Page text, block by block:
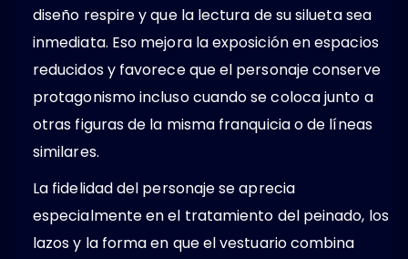
diseño respire y que la lectura de su silueta sea
inmediata. Eso mejora la exposición en espacios
reducidos y favorece que el personaje conserve
protagonismo incluso cuando se coloca junto a
otras figuras de la misma franquicia o de líneas
similares.
La fidelidad del personaje se aprecia
especialmente en el tratamiento del peinado, los
lazos y la forma en que el vestuario combina